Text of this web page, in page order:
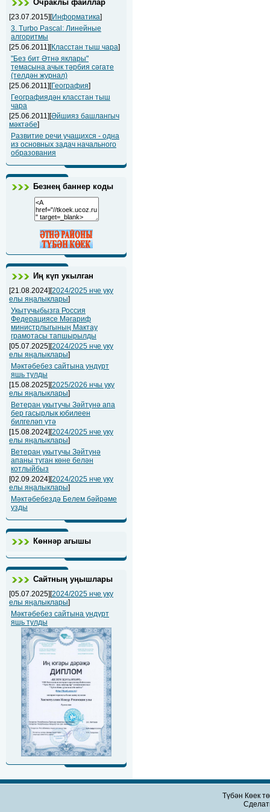
Очраклы файллар
[23.07.2015][Информатика]
3. Turbo Pascal: Линейные
алгоритмы
[25.06.2011][Класстан тыш чара]
"Без бит Әтнә яклары"
темасына ачык тәрбия сәгате
(телдән журнал)
[25.06.2011][География]
Географиядән класстан тыш
чара
[25.06.2011][Әйшияз башлангыч
мәктәбе]
Развитие речи учащихся - одна
из основных задач начального
образования
Безнең баннер коды
Иң күп укылган
[21.08.2024][2024/2025 нче уку
елы яңалыклары]
Укытучыбызга Россия
Федерациясе Мәгариф
министрлыгының Мактау
грамотасы тапшырылды
[05.07.2025][2024/2025 нче уку
елы яңалыклары]
Мәктәбебез сайтына ундүрт
яшь тулды
[15.08.2025][2025/2026 нчы уку
елы яңалыклары]
Ветеран укытучы Зәйтүнә апа
бер гасырлык юбилеен
билгеләп үтә
[15.08.2024][2024/2025 нче уку
елы яңалыклары]
Ветеран укытучы Зәйтүнә
апаны туган көне белән
котлыйбыз
[02.09.2024][2024/2025 нче уку
елы яңалыклары]
Мәктәбебездә Белем бәйрәме
узды
Көннәр агышы
Сайтның уңышлары
[05.07.2025][2024/2025 нче уку
елы яңалыклары]
Мәктәбебез сайтына ундүрт
яшь тулды
Түбән Көек